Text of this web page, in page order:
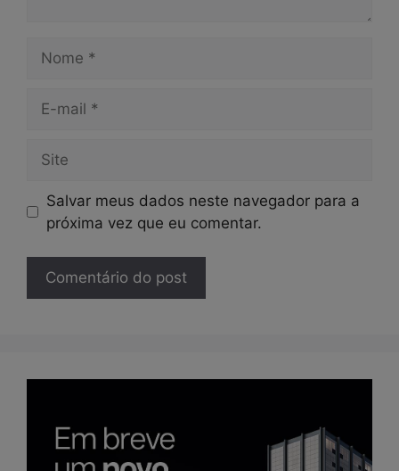
mail
Salvar meus dados neste navegador para a
próxima vez que eu comentar.